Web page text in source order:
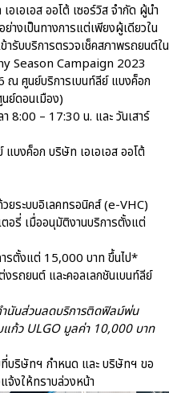
แคมเปญ Cayenne Service Clinic
เบนท์ลีย์ มอเตอร์ส ตีความ
‘Bentley Diamond’ ใหม่ ดีไซน์
ระดับซิกเนเจอร์ในยนตรกรรม
EV รุ่นแรก พร้อมเปิดตัวกันยายน
นี้
ปอร์เช่ เอเอเอสฯ ยกประสบการณ์
งาน AAS Roadshow พร้อมข้อ
ความรู้การขับขี่รถยนต์เบนท์ลีย์
อย่างปลอดภัยในงาน
Training 2026
Porsche Centre Pattanakarn
ผ่าน The Big Screen Speed: AAS
Motorsport Live Experience
เอเอส ออโต้ เซอร์วิส จำกัด ผู้นำ
างเป็นทางการแต่เพียงผู้เดียวใน
ารับบริการตรวจเช็คสภาพรถยนต์ใน
Season Campaign 2023
ณ ศูนย์บริการเบนท์ลีย์ แบงค็อก
ย์ดอนเมือง)
8:00 – 17:30 น. และ วันเสาร์
แบงค็อก บริษัท เอเอเอส ออโต้
ระบบอิเลคทรอนิคส์ (e-VHC)
อรี่ เมื่ออนุมัติงานบริการตั้งแต่
รตั้งแต่ 15,000 บาท ขึ้นไป*
งรถยนต์ และคอลเลกชันเบนท์ลีย์
ำนันส่วนลดบริการติดฟิลม์พ่น
ก้ว ULGO มูลค่า 10,000 บาท
ที่บริษัทฯ กำหนด และ บริษัทฯ ขอ
จ้งให้ทราบล่วงหน้า